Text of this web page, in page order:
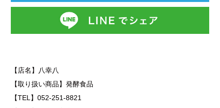
【店名】八幸八
【取り扱い商品】発酵食品
【TEL】052-251-8821